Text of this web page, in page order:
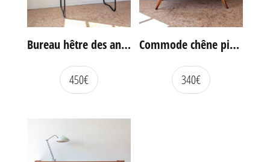
Bureau hêtre des années 60
450€
Commode chêne pieds compas vintage
340€